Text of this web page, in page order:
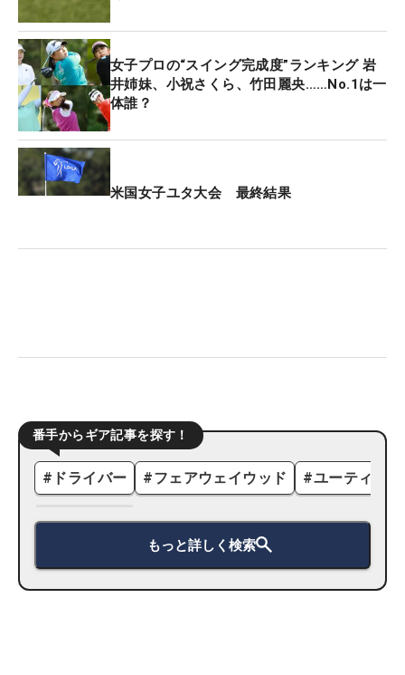
女子プロの“スイング完成度”ランキング 岩
井姉妹、小祝さくら、竹田麗央……No.1は一
体誰？
米国女子ユタ大会 最終結果
番手からギア記事を探す！
# ドライバー #フェアウェイウッド #ユーティリ
もっと詳しく検索